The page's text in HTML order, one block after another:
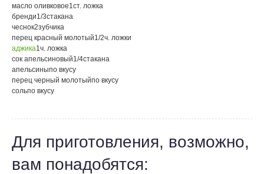
масло оливковое1 ст. ложка
бренди1/3стакана
чеснок2зубчика
перец красный молотый1/2ч. ложки
аджика1 ч. ложка
сок апельсиновый1/4стакана
апельсиныпо вкусу
перец черный молотыйпо вкусу
сольпо вкусу
Для приготовления, возможно,
вам понадобятся: